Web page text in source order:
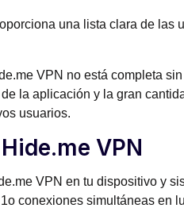
una lista clara de las
VPN no está completa
la aplicación y la gran
usuarios.
VPN
VPN en tu dispositivo y
conexiones simultáneas en